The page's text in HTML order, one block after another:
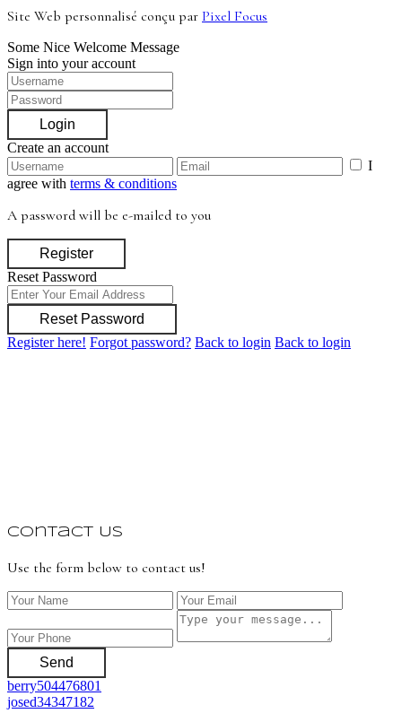
Site Web personnalisé conçu par Pixel Focus
Some Nice Welcome Message
Sign into your account
Login
Create an account
I
agree with terms & conditions
A password will be e-mailed to you
Register
Reset Password
Reset Password
Register here! Forgot password? Back to login Back to login
Contact Us
Use the form below to contact us!
Send
berry504476801
josed34347182